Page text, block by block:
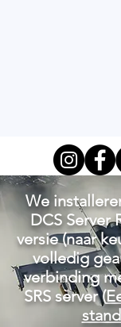
We
DCS Server
versie (naar
volledig
verbinding
SRS server (